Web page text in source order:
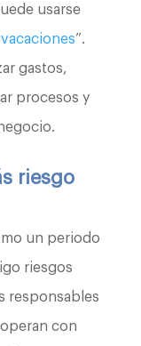
usarse
”.
gastos,
procesos y
riesgo
un periodo
riesgos
responsables
con